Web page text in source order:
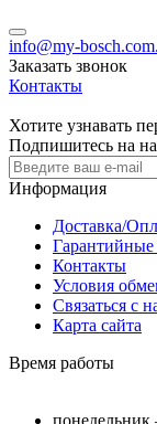
info@my-
Заказать звонок
Контакты
Хотите узнавать
Подпишитесь на
Информация
Доставка/
Гарантийные
Контакты
Условия
Связаться с
Карта сайта
Время работы
понедельник